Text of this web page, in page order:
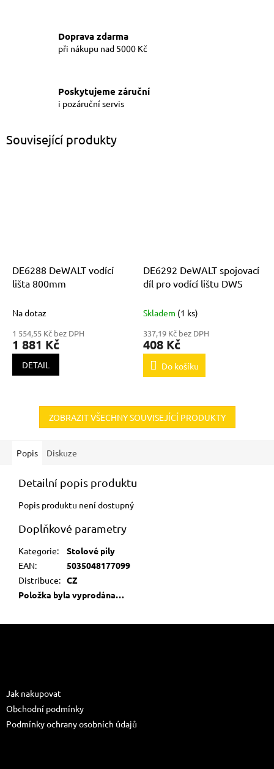
Doprava zdarma
při nákupu nad 5000 Kč
Poskytujeme záruční
i pozáruční servis
Související produkty
DE6288 DeWALT vodící
lišta 800mm
Na dotaz
1 554,55 Kč bez DPH
1 881 Kč
DETAIL
DE6292 DeWALT spojovací
díl pro vodící lištu DWS
Skladem (1 ks)
337,19 Kč bez DPH
408 Kč
Do košíku
ZOBRAZIT VŠECHNY SOUVISEJÍCÍ PRODUKTY
Popis Diskuze
Detailní popis produktu
Popis produktu není dostupný
Doplňkové parametry
Kategorie:
Stolové pily
EAN:
5035048177099
Distribuce: CZ
Položka byla vyprodána…
Jak nakupovat
Obchodní podmínky
Podmínky ochrany osobních údajů